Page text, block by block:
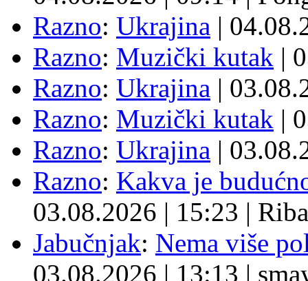
Razno: Ukrajina |
Razno: Muzički kutak |
Razno: Ukrajina |
Razno: Muzički kutak |
Razno: Ukrajina |
Razno: Kakva je
03.08.2026 | 15:23 | Riba
Jabučnjak: Nema više
03.08.2026 | 13:13 |